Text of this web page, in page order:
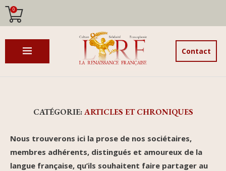
0
Contact
CATÉGORIE: ARTICLES ET CHRONIQUES
Nous trouverons ici la prose de nos sociétaires,
membres adhérents, distingués et amoureux de la
langue française, qu’ils souhaitent faire partager au